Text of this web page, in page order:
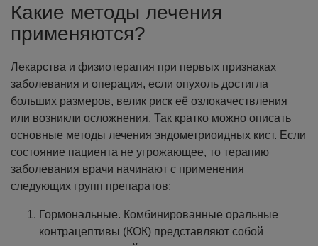
Какие методы лечения
применяются?
Лекарства и физиотерапия при первых признаках
заболевания и операция, если опухоль достигла
больших размеров, велик риск её озлокачествления
или возникли осложнения. Так кратко можно описать
основные методы лечения эндометриоидных кист. Если
состояние пациента не угрожающее, то терапию
заболевания врачи начинают с применения
следующих групп препаратов:
Гормональные. Комбинированные оральные
контрацептивы (КОК) представляют собой